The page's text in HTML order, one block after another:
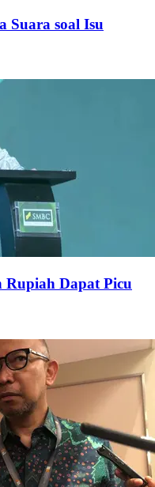
Suara soal Isu
Rupiah Dapat Picu